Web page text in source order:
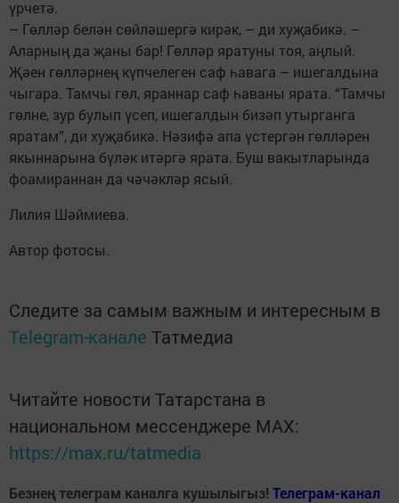
үрчетә.
– Гөлләр белән сөйләшергә кирәк, – ди хуҗабикә. –
Аларның да җаны бар! Гөлләр яратуны тоя, аңлый.
Җәен гөлләрнең күпчелеген саф һавага – ишегалдына
чыгара. Тамчы гөл, яраннар саф һаваны ярата. “Тамчы
гөлне, зур булып үсеп, ишегалдын бизәп утырганга
яратам”, ди хуҗабикә. Нәзифә апа үстергән гөлләрен
якыннарына бүләк итәргә ярата. Буш вакытларында
фоамираннан да чәчәкләр ясый.
Лилия Шәймиева.
Автор фотосы.
Следите за самым важным и интересным в
Telegram-канале Татмедиа
Читайте новости Татарстана в
национальном мессенджере MАХ:
https://max.ru/tatmedia
Безнең телеграм каналга кушылыгыз! Телеграм-канал